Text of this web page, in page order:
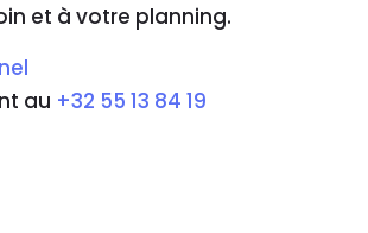
et à votre planning.
au +32 55 13 84 19